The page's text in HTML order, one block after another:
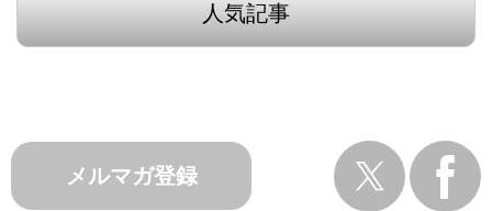
人気記事
メルマガ登録